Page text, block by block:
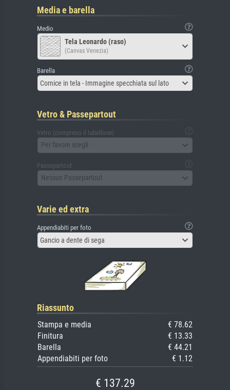
Media e barella
Medio
Tela Leonardo (raso)
(Canvas Venezia)
Barella
Cornice in tela - Immagine specchiata sul lato
Vetro & Passepartout
Vetro (compreso il tabellone)
Per favore scegli
Passepartout
Nessun Passepartout
Varie ed extra
Appendiabiti per foto
Gancio a dente di sega
Riassunto
Stampa e media
€ 78.62
Finitura
€ 13.33
Barella
€ 44.21
Appendiabiti per foto
€ 1.12
€ 137.29